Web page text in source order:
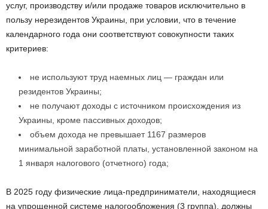
услуг, производству и/или продаже товаров исключительно в
пользу нерезидентов Украины, при условии, что в течение
календарного года они соответствуют совокупности таких
критериев:
не используют труд наемных лиц — граждан или
резидентов Украины;
не получают доходы с источником происхождения из
Украины, кроме пассивных доходов;
объем дохода не превышает 1167 размеров
минимальной заработной платы, установленной законом на
1 января налогового (отчетного) года;
В 2025 году физические лица-предприниматели, находящиеся
на упрощенной системе налогообложения (3 группа), должны